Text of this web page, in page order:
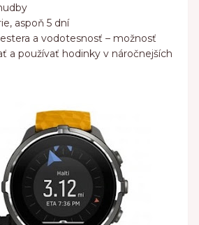
aspoň 5 dní
a vodotesnosť – možnosť
a používať hodinky v náročnejších